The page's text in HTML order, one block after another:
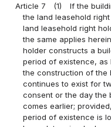
Article 7
(1)
If the
the land leasehold
land leasehold right
the same applies
holder constructs a
period of existence, as
the construction of the
continues to exist for
consent or the day the
comes earlier;
period of existence is